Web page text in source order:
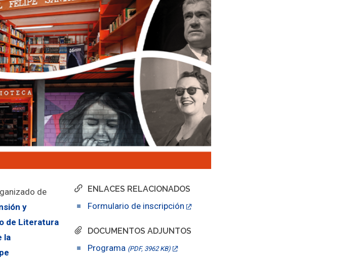
ENLACES RELACIONADOS
Formulario de inscripción
DOCUMENTOS ADJUNTOS
Programa (PDF, 3962 KB)
de
y
de Literatura
la